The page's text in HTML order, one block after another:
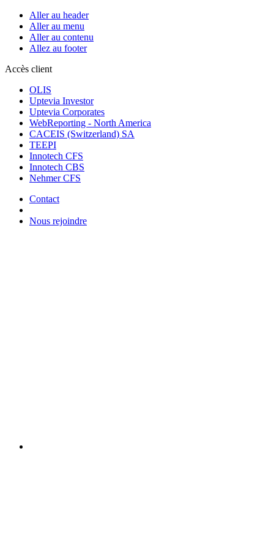
Aller au header
Aller au menu
Aller au contenu
Allez au footer
Accès client
OLIS
Uptevia Investor
Uptevia Corporates
WebReporting - North America
CACEIS (Switzerland) SA
TEEPI
Innotech CFS
Innotech CBS
Nehmer CFS
Contact
Nous rejoindre